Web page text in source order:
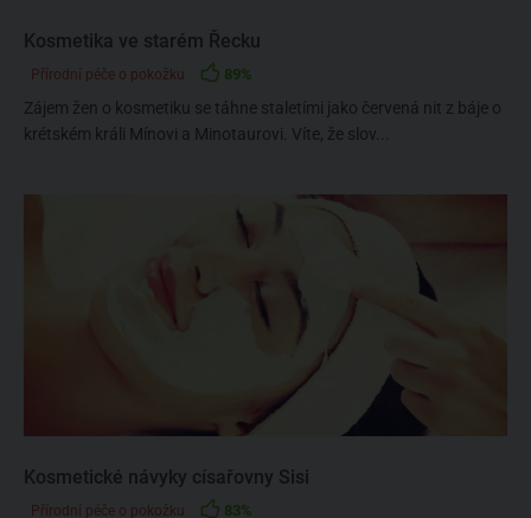
Kosmetika ve starém Řecku
Přírodní péče o pokožku 89%
Zájem žen o kosmetiku se táhne staletími jako červená nit z báje o
krétském králi Mínovi a Minotaurovi. Víte, že slov...
Kosmetické návyky císařovny Sisi
Přírodní péče o pokožku 83%